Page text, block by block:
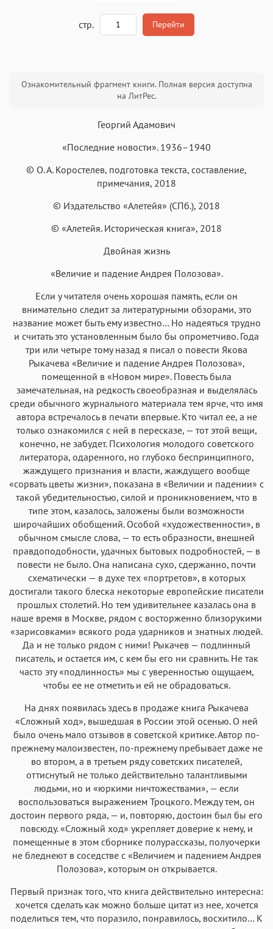
Аа
Roboto Garamond Fira Sans Times
Аа Аа
SF Serif
Arial Аа
Georgia
Аа
Courier
Аа Аа Аа
стр. Перейти
Ознакомительный фрагмент книги. Полная версия доступна
на ЛитРес.
Георгий Адамович
«Последние новости». 1936–1940
© О. А. Коростелев, подготовка текста, составление,
примечания, 2018
© Издательство «Алетейя» (СПб.), 2018
© «Алетейя. Историческая книга», 2018
Двойная жизнь
«Величие и падение Андрея Полозова».
Если у читателя очень хорошая память, если он
внимательно следит за литературными обзорами, это
название может быть ему известно… Но надеяться трудно
и считать это установленным было бы опрометчиво. Года
три или четыре тому назад я писал о повести Якова
Рыкачева «Величие и падение Андрея Полозова»,
помещенной в «Новом мире». Повесть была
замечательная, на редкость своеобразная и выделялась
среди обычного журнального материала тем ярче, что имя
автора встречалось в печати впервые. Кто читал ее, а не
только ознакомился с ней в пересказе, — тот этой вещи,
конечно, не забудет. Психология молодого советского
литератора, одаренного, но глубоко беспринципного,
жаждущего признания и власти, жаждущего вообще
«сорвать цветы жизни», показана в «Величии и падении» с
такой убедительностью, силой и проникновением, что в
типе этом, казалось, заложены были возможности
широчайших обобщений. Особой «художественности», в
обычном смысле слова, — то есть образности, внешней
правдоподобности, удачных бытовых подробностей, — в
повести не было. Она написана сухо, сдержанно, почти
схематически — в духе тех «портретов», в которых
достигали такого блеска некоторые европейские писатели
прошлых столетий. Но тем удивительнее казалась она в
наше время в Москве, рядом с восторженно близорукими
«зарисовками» всякого рода ударников и знатных людей.
Да и не только рядом с ними! Рыкачев — подлинный
писатель, и остается им, с кем бы его ни сравнить. Не так
часто эту «подлинность» мы с уверенностью ощущаем,
чтобы ее не отметить и ей не обрадоваться.
На днях появилась здесь в продаже книга Рыкачева
«Сложный ход», вышедшая в России этой осенью. О ней
было очень мало отзывов в советской критике. Автор по-
прежнему малоизвестен, по-прежнему пребывает даже не
во втором, а в третьем ряду советских писателей,
оттиснутый не только действительно талантливыми
людьми, но и «юркими ничтожествами», — если
воспользоваться выражением Троцкого. Между тем, он
достоин первого ряда, — и, повторяю, достоин был бы его
повсюду. «Сложный ход» укрепляет доверие к нему, и
помещенные в этом сборнике полурассказы, полуочерки
не бледнеют в соседстве с «Величием и падением Андрея
Полозова», которым он открывается.
Первый признак того, что книга действительно интересна:
хочется сделать как можно больше цитат из нее, хочется
поделиться тем, что поразило, понравилось, восхитило… К